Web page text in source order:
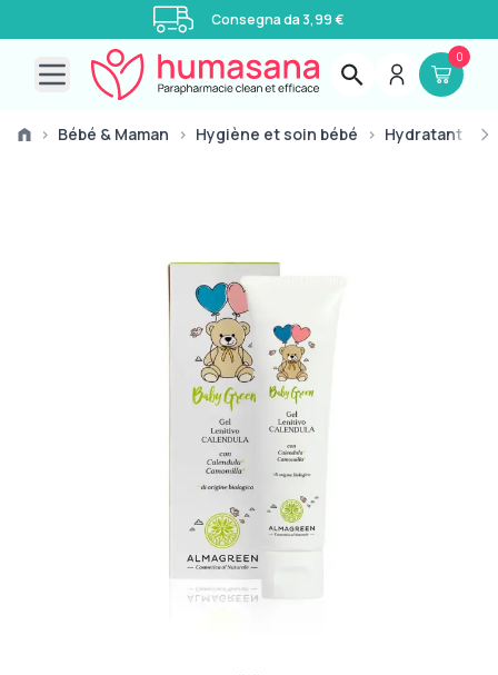
Consegna da 3,99 €
Open main menu
0
› Bébé & Maman › Hygiène et soin bébé › Hydratants